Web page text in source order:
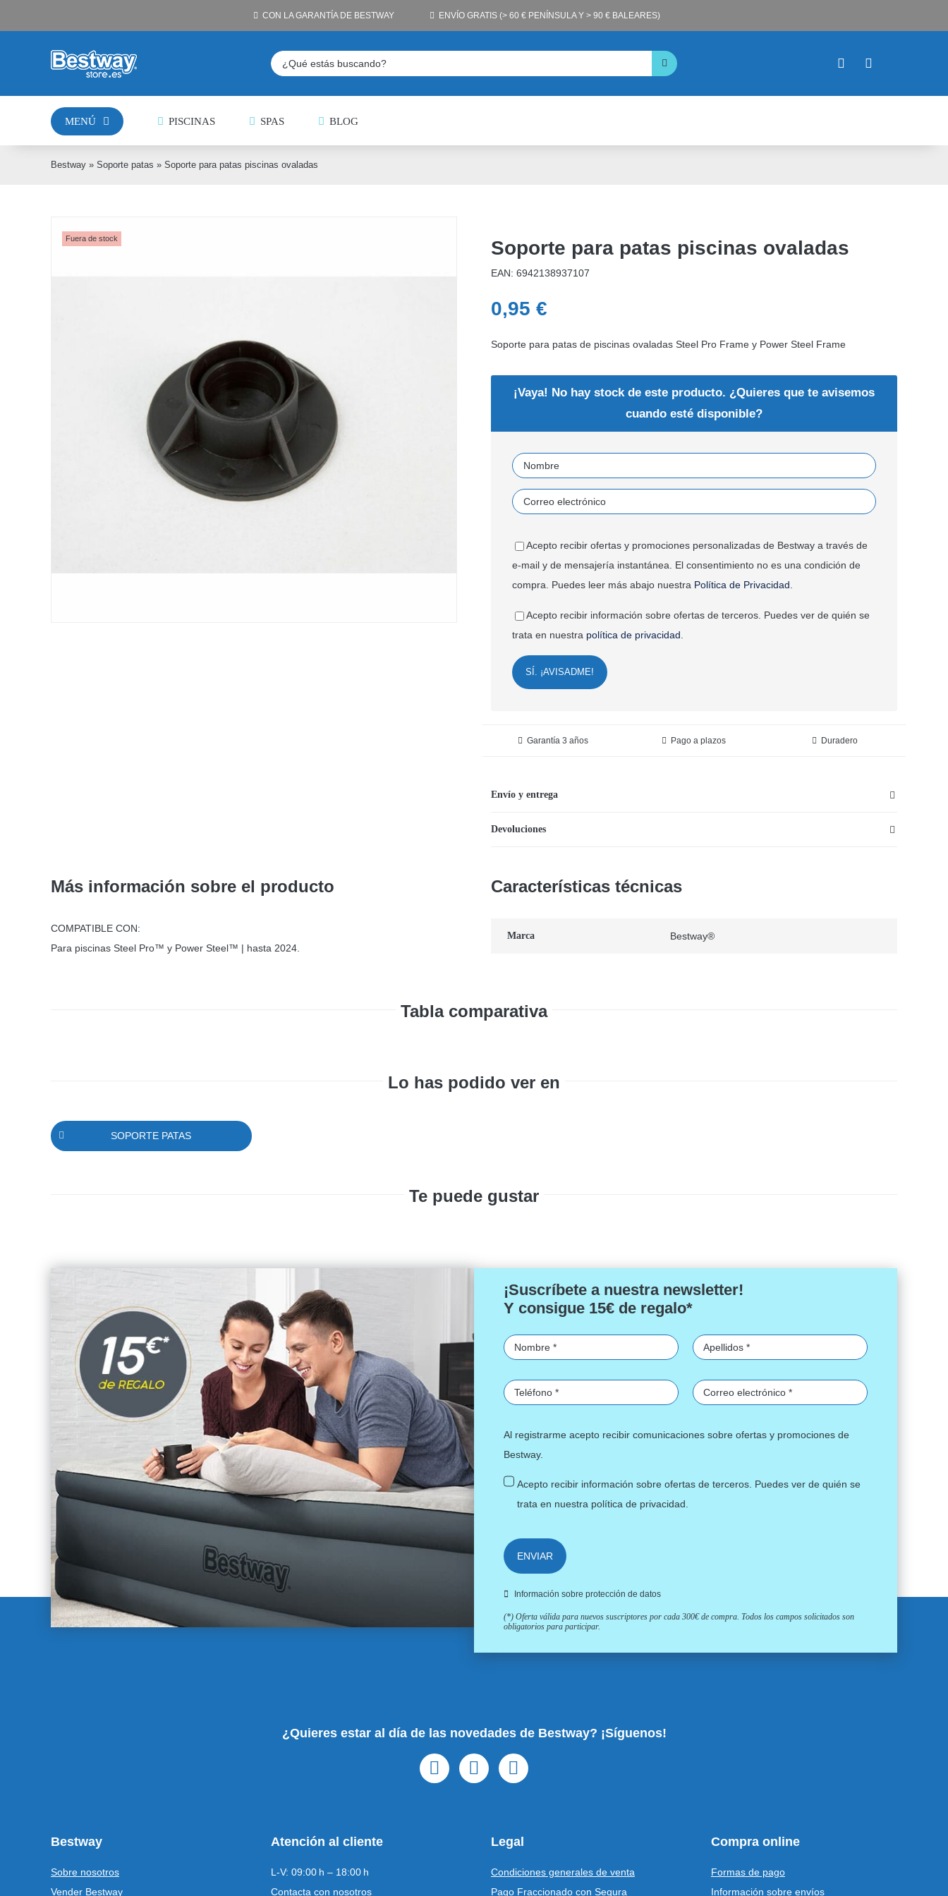
al
PISCINAS SPAS BLOG
MENÚ
CON LA GARANTÍA DE BESTWAY ENVÍO GRATIS (> 60 € PENÍNSULA Y > 90 € BALEARES)
Buscar:
Bestway» Soporte patas » Soporte para patas piscinas ovaladas
Fuera de stock Soporte para patas piscinas ovaladas
EAN: 6942138937107
0,95 €
Soporte para patas de piscinas ovaladas Steel Pro Frame y Power Steel Frame
¡Vaya! No hay stock de este producto. ¿Quieres que te avisemos
cuando esté disponible?
Acepto recibir ofertas y promociones personalizadas de Bestway a través de
e-mail y de mensajería instantánea. El consentimiento no es una condición de
compra. Puedes leer más abajo nuestra Política de Privacidad
Acepto recibir información sobre ofertas de terceros. Puedes ver de quién se
trata en nuestra política de privacidad
SÍ. ¡AVISADME!
Garantía 3 años Pago a plazos Duradero
Envío y entrega
Devoluciones
Más información sobre el producto
COMPATIBLE CON:
Para piscinas Steel Pro™ y Power Steel™ | hasta 2024.
Características técnicas
Marca Bestway®
Tabla comparativa
Lo has podido ver en
SOPORTE PATAS
Te puede gustar
¡Suscríbete a nuestra newsletter!
Y consigue 15€ de regalo*
Al registrarme acepto recibir comunicaciones sobre ofertas y promociones de
Bestway.
Acepto recibir información sobre ofertas de terceros. Puedes ver de quién se
trata en nuestra política de privacidad
ENVIAR
Información sobre protección de datos
(*) Oferta válida para nuevos suscriptores por cada 300€ de compra. Todos los campos solicitados son
obligatorios para participar.
¿Quieres estar al día de las novedades de Bestway? ¡Síguenos!
Bestway
Sobre nosotros
Vender Bestway
Atención al cliente
L-V: 09:00 h – 18:00 h
Contacta con nosotros
Legal
Condiciones generales de venta
Pago Fraccionado con Sequra
Compra online
Formas de pago
Información sobre envíos